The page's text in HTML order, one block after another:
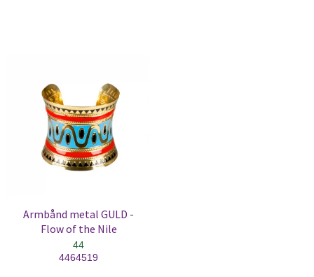
Armbånd metal GULD -
Flow of the Nile
44
4464519